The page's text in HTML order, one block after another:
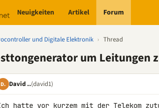
Neuigkeiten Artikel Forum
und Digitale Elektronik › Thread
um Leitungen
D. David ..(david1)
hatte vor kurzem mit der Telekom